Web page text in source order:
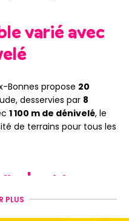
varié avec
Bonnes propose 20
desservies par 8
1 100 m de dénivelé, le
de terrains pour tous les
chaque
PLUS